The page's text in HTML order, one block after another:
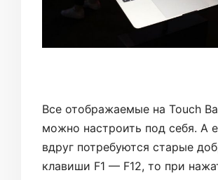
Все отображаемые на Touch
можно настроить под себя. А
вдруг потребуются старые
клавиши F1 — F12, то при